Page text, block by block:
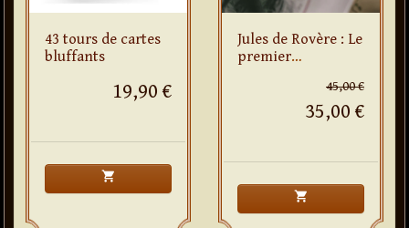
43 tours de cartes
bluffants
19,90 €
shopping_cart
Jules de Rovère : Le
premier
45,00 €
35,00 €
shopping_cart